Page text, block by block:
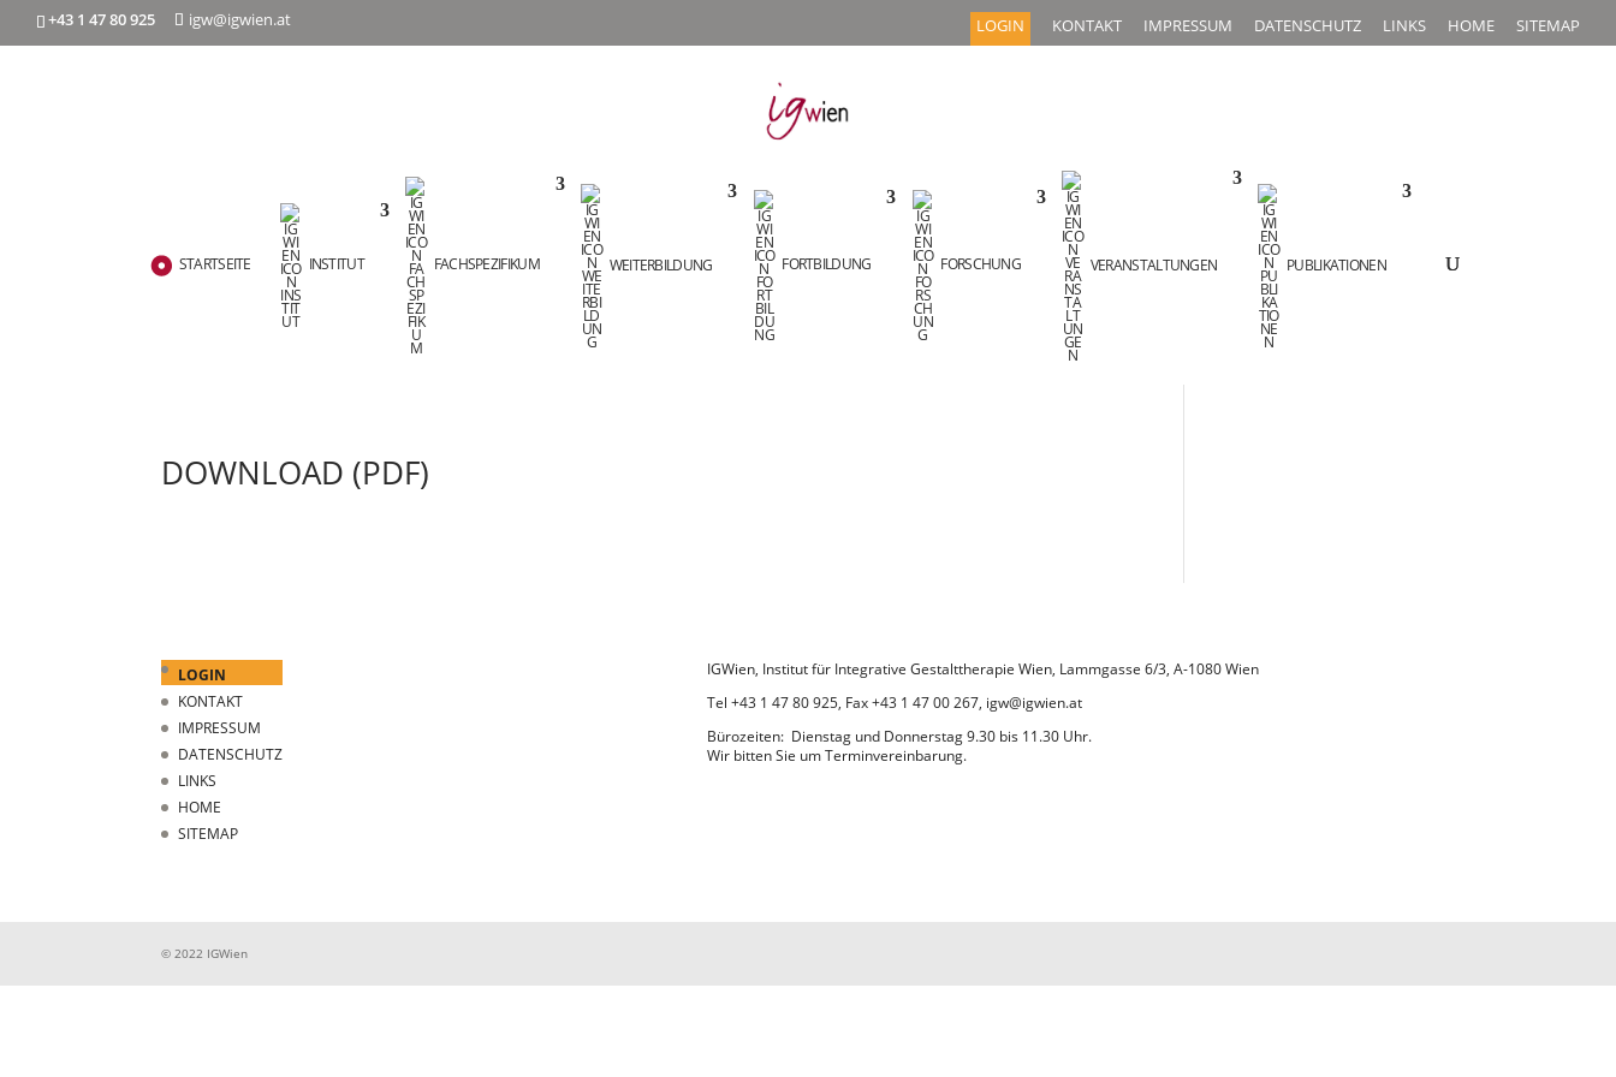
+43 1 47 80 925 igw@igwien.at LOGIN KONTAKT IMPRESSUM DATENSCHUTZ LINKS HOME SITEMAP
STARTSEITE INSTITUT FACHSPEZIFIKUM WEITERBILDUNG FORTBILDUNG FORSCHUNG VERANSTALTUNGEN PUBLIKATIONEN
DOWNLOAD (PDF)
LOGIN
KONTAKT
IMPRESSUM
DATENSCHUTZ
LINKS
HOME
SITEMAP
IGWien, Institut für Integrative Gestalttherapie Wien, Lammgasse 6/3, A-1080 Wien
Tel +43 1 47 80 925, Fax +43 1 47 00 267, igw@igwien.at
Bürozeiten: Dienstag und Donnerstag 9.30 bis 11.30 Uhr.
Wir bitten Sie um Terminvereinbarung.
© 2022 IGWien